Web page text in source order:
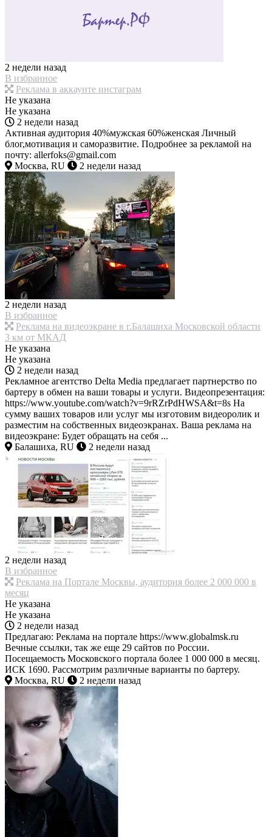
2 недели назад
В избранное
Реклама в аккаунте инстаграм
Не указана
Не указана
2 недели назад
Активная аудитория 40%мужская 60%женская Личный
блог,мотивация и саморазвитие. Подробнее за рекламой на
почту: allerfoks@gmail.com
Москва, RU
2 недели назад
2 недели назад
В избранное
Реклама на видеоэкране в г.Балашиха Московской области
3 км от МКАД
Не указана
Не указана
2 недели назад
Рекламное агентство Delta Media предлагает партнерство по
бартеру в обмен на ваши товары и услуги. Видеопрезентация:
https://www.youtube.com/watch?v=9rRZrPdHWSA&t=8s На
сумму ваших товаров или услуг мы изготовим видеоролик и
разместим на собственных видеоэкранах. Ваша реклама на
видеоэкране: Будет обращать на себя ...
Балашиха, RU
2 недели назад
2 недели назад
В избранное
Реклама на Портале Москвы, аудитория более 2 000 000 в
месяц
Не указана
Не указана
2 недели назад
Предлагаю: Реклама на портале https://www.globalmsk.ru
Вечные ссылки, так же еще 29 сайтов по России.
Посещаемость Московского портала более 1 000 000 в месяц.
ИСК 1690. Рассмотрим различные варианты по бартеру.
Москва, RU
2 недели назад